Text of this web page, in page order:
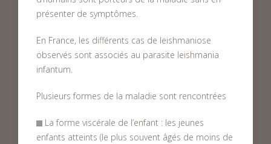
présenter de symptômes.
En France, les différents cas de leishmaniose
observés sont associés au parasite leishmania
infantum.
Plusieurs formes de la maladie sont rencontrées
La forme viscérale de l’enfant : les jeunes
enfants atteints (le plus souvent âgés de moins de